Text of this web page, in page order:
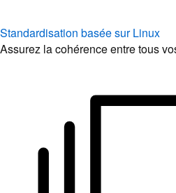
Standardisation basée sur Linux
Assurez la cohérence entre tous